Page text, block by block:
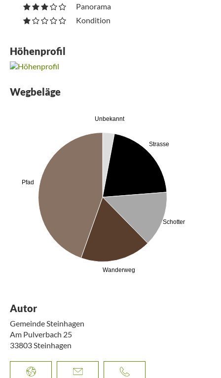
Panorama
Kondition
Höhenprofil
Wegbeläge
Unbekannt
Strasse
Schotter
Wanderweg
Pfad
Autor
Gemeinde Steinhagen
Am Pulverbach 25
33803Steinhagen